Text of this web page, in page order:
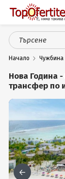
Оферти
СПА
Планина
Море
Чужбина
Празници
Турция
Начало Чужбина
Нова Година
трансфер по